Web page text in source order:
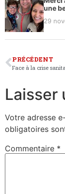
une
29
PRÉCÉDENT
Face à la crise
Laisser
Votre adresse
obligatoires
Commentaire *